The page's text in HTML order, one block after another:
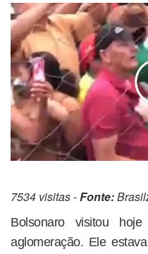
7534 visitas -Fonte:
Bolsonaro visitou
aglomeração. Ele